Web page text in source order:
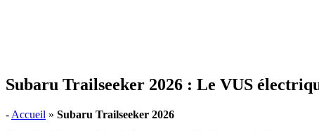
Subaru Trailseeker 2026 : Le VUS
- Accueil » Subaru Trailseeker 2026